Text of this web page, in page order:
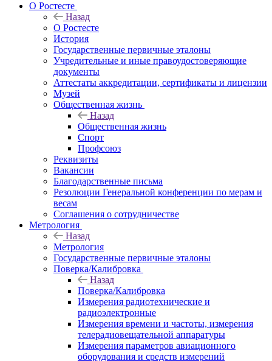
О Ростесте
Назад
О Ростесте
История
Государственные первичные эталоны
Учредительные и иные правоудостоверяющие
документы
Аттестаты аккредитации, сертификаты и лицензии
Музей
Общественная жизнь
Назад
Общественная жизнь
Спорт
Профсоюз
Реквизиты
Вакансии
Благодарственные письма
Резолюции Генеральной конференции по мерам и
весам
Соглашения о сотрудничестве
Метрология
Назад
Метрология
Государственные первичные эталоны
Поверка/Калибровка
Назад
Поверка/Калибровка
Измерения радиотехнические и
радиоэлектронные
Измерения времени и частоты, измерения
телерадиовещательной аппаратуры
Измерения параметров авиационного
оборудования и средств измерений